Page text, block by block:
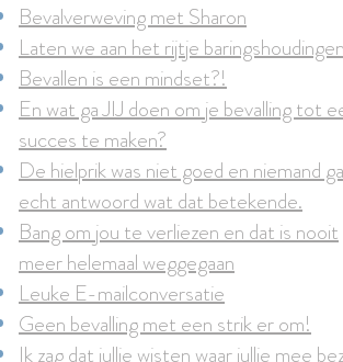
Bevalverweving met Sharon
Laten we aan het rijtje
Bevallen is een mindset?!
En wat ga JIJ doen om je bevalling tot
succes te maken?
De hielprik was niet goed en niemand
echt antwoord wat dat betekende.
Bang om jou te verliezen en dat is nooit
meer helemaal weggegaan
Leuke E-mailconversatie
Geen bevalling met een strik er om!
Ik zag dat jullie wisten waar jullie mee